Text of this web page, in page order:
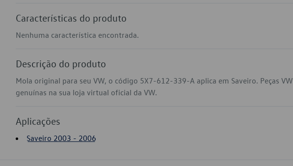
Características do produto
Nenhuma característica encontrada.
Descrição do produto
Mola original para seu VW, o código 5X7-612-339-A aplica em Saveiro. Peças VW
genuínas na sua loja virtual oficial da VW.
Aplicações
Saveiro 2003 - 2006